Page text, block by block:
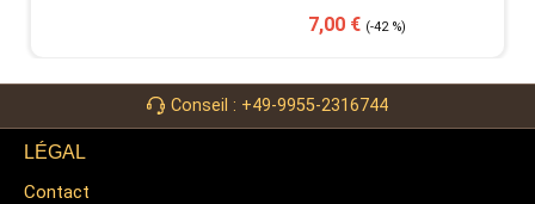
Sale price:
7,00 € Regular price:
(-42 %)
Conseil : +49-9955-2316744
LÉGAL
Contact